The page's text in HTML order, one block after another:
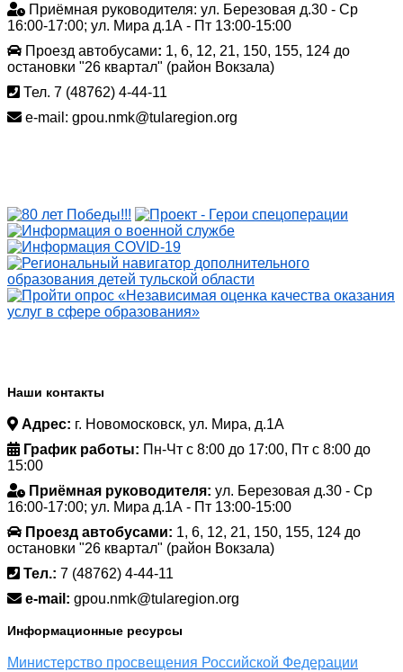
Приёмная руководителя: ул. Березовая д.30 - Ср
16:00-17:00; ул. Мира д.1А - Пт 13:00-15:00
Проезд автобусами: 1, 6, 12, 21, 150, 155, 124 до
остановки "26 квартал" (район Вокзала)
Тел. 7 (48762) 4-44-11
e-mail: gpou.nmk@tularegion.org
Наши контакты
Адрес: г. Новомосковск, ул. Мира, д.1А
График работы: Пн-Чт с 8:00 до 17:00, Пт с 8:00 до
15:00
Приёмная руководителя: ул. Березовая д.30 - Ср
16:00-17:00; ул. Мира д.1А - Пт 13:00-15:00
Проезд автобусами: 1, 6, 12, 21, 150, 155, 124 до
остановки "26 квартал" (район Вокзала)
Тел.: 7 (48762) 4-44-11
e-mail: gpou.nmk@tularegion.org
Информационные ресурсы
Министерство просвещения Российской Федерации